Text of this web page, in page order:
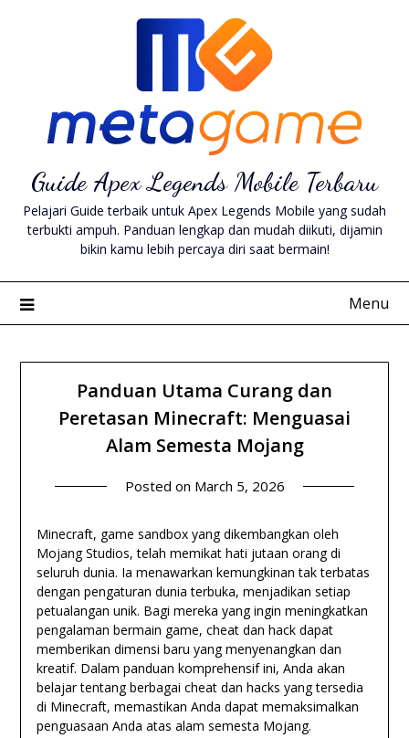
Guide Apex Legends Mobile Terbaru
Pelajari Guide terbaik untuk Apex Legends Mobile yang sudah
terbukti ampuh. Panduan lengkap dan mudah diikuti, dijamin
bikin kamu lebih percaya diri saat bermain!
Menu
Panduan Utama Curang dan
Peretasan Minecraft: Menguasai
Alam Semesta Mojang
Posted on March 5, 2026
Minecraft, game sandbox yang dikembangkan oleh
Mojang Studios, telah memikat hati jutaan orang di
seluruh dunia. Ia menawarkan kemungkinan tak terbatas
dengan pengaturan dunia terbuka, menjadikan setiap
petualangan unik. Bagi mereka yang ingin meningkatkan
pengalaman bermain game, cheat dan hack dapat
memberikan dimensi baru yang menyenangkan dan
kreatif. Dalam panduan komprehensif ini, Anda akan
belajar tentang berbagai cheat dan hacks yang tersedia
di Minecraft, memastikan Anda dapat memaksimalkan
penguasaan Anda atas alam semesta Mojang.